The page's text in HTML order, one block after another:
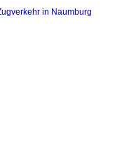
in Naumburg